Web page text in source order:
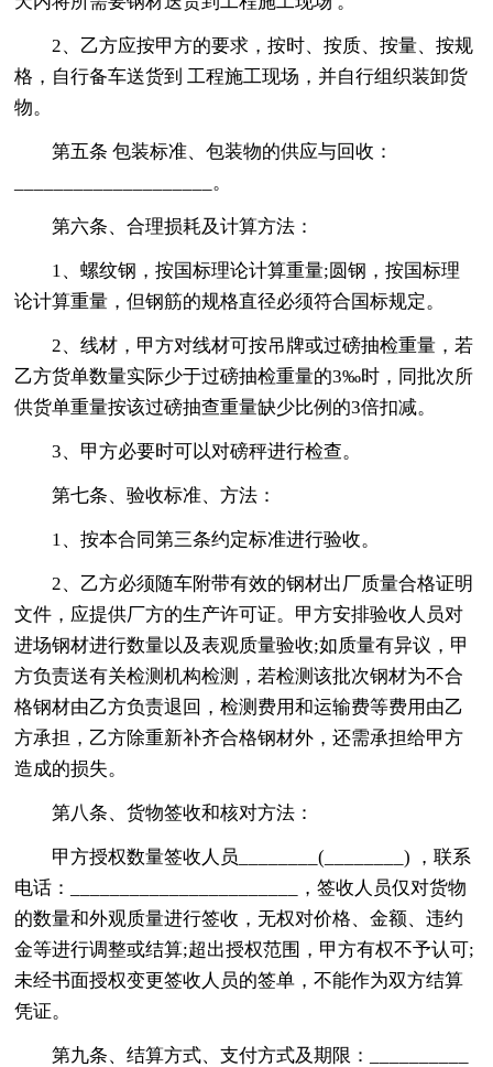
2、乙方应按甲方的要求，按时、按质、按量、按规
格，自行备车送货到 工程施工现场，并自行组织装卸货
物。
第五条 包装标准、包装物的供应与回收：
____________________。
第六条、合理损耗及计算方法：
1、螺纹钢，按国标理论计算重量;圆钢，按国标理
论计算重量，但钢筋的规格直径必须符合国标规定。
2、线材，甲方对线材可按吊牌或过磅抽检重量，若
乙方货单数量实际少于过磅抽检重量的3‰时，同批次所
供货单重量按该过磅抽查重量缺少比例的3倍扣减。
3、甲方必要时可以对磅秤进行检查。
第七条、验收标准、方法：
1、按本合同第三条约定标准进行验收。
2、乙方必须随车附带有效的钢材出厂质量合格证明
文件，应提供厂方的生产许可证。甲方安排验收人员对
进场钢材进行数量以及表观质量验收;如质量有异议，甲
方负责送有关检测机构检测，若检测该批次钢材为不合
格钢材由乙方负责退回，检测费用和运输费等费用由乙
方承担，乙方除重新补齐合格钢材外，还需承担给甲方
造成的损失。
第八条、货物签收和核对方法：
甲方授权数量签收人员________(________) ，联系
电话：_______________________，签收人员仅对货物
的数量和外观质量进行签收，无权对价格、金额、违约
金等进行调整或结算;超出授权范围，甲方有权不予认可;
未经书面授权变更签收人员的签单，不能作为双方结算
凭证。
第九条、结算方式、支付方式及期限：__________